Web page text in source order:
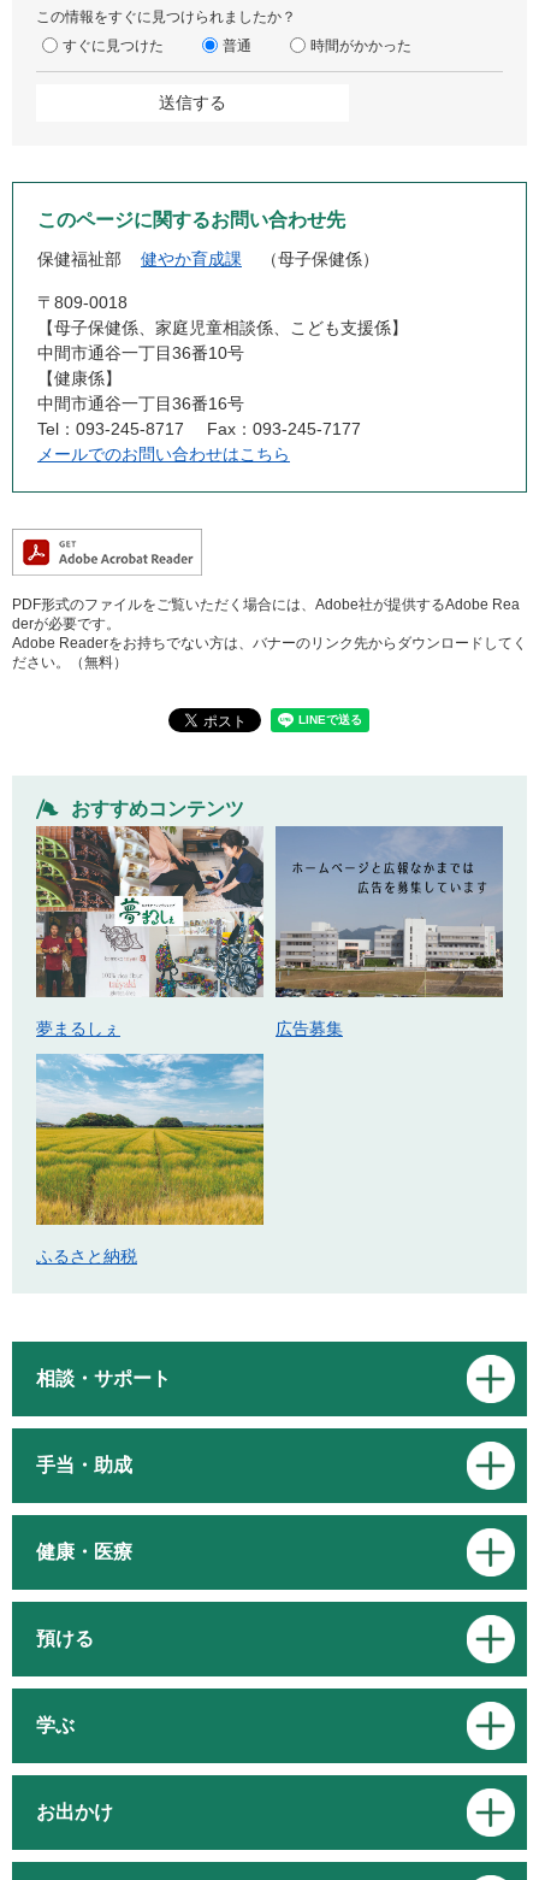
この情報をすぐに見つけられましたか？
すぐに見つけた
普通 時間がかかった
このページに関するお問い合わせ先
保健福祉部 健やか育成課 母子保健係
〒809-0018
【母子保健係、家庭児童相談係、こども支援係】
中間市通谷一丁目36番10号
【健康係】
中間市通谷一丁目36番16号
Tel：093-245-8717
Fax：093-245-7177
メールでのお問い合わせはこちら
PDF形式のファイルをご覧いただく場合には、Adobe社が提供するAdobe Rea
derが必要です。
Adobe Readerをお持ちでない方は、バナーのリンク先からダウンロードしてく
ださい。（無料）
おすすめコンテンツ
夢まるしぇ 広告募集
ふるさと納税
相談・サポート
手当・助成
健康・医療
預ける
学ぶ
お出かけ